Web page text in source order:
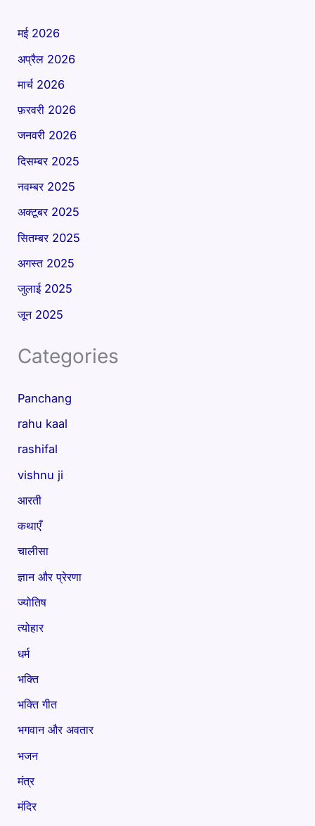
मई 2026
अप्रैल 2026
मार्च 2026
फ़रवरी 2026
जनवरी 2026
दिसम्बर 2025
नवम्बर 2025
अक्टूबर 2025
सितम्बर 2025
अगस्त 2025
जुलाई 2025
जून 2025
Categories
Panchang
rahu kaal
rashifal
vishnu ji
आरती
कथाएँ
चालीसा
ज्ञान और प्रेरणा
ज्योतिष
त्योहार
धर्म
भक्ति
भक्ति गीत
भगवान और अवतार
भजन
मंत्र
मंदिर